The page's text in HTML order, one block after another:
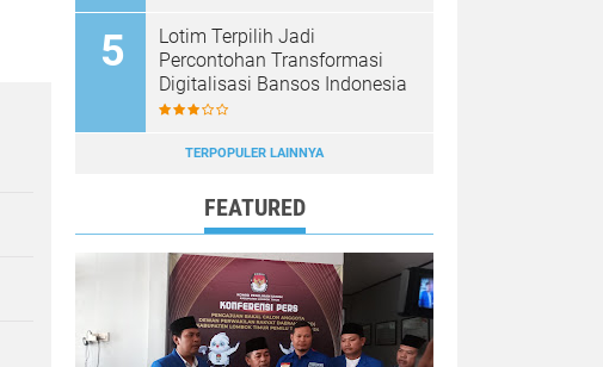
Lotim Terpilih Jadi
Percontohan Transformasi
Digitalisasi Bansos Indonesia
TERPOPULER LAINNYA
FEATURED